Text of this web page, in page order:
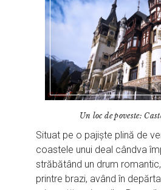
Un loc de poveste:
Situat pe o pajiște plină de
coastele unui deal cândva
străbătând un drum
printre brazi, având în